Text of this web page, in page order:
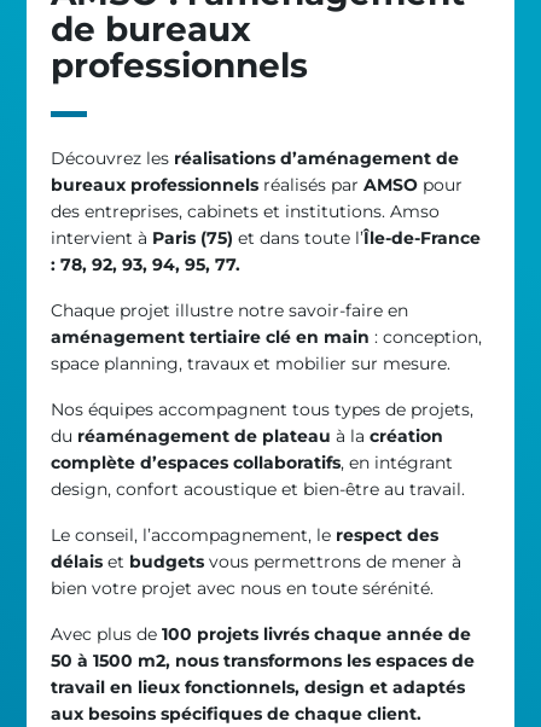
de bureaux
professionnels
Découvrez les réalisations d’aménagement de
bureaux professionnels réalisés parAMSO pour
des entreprises, cabinets et institutions. Amso
intervient à Paris (75) et dans toute l’Île-de-France
: 78, 92, 93, 94, 95, 77.
Chaque projet illustre notre savoir-faire en
aménagement tertiaire clé en main : conception,
space planning, travaux et mobilier sur mesure.
Nos équipes accompagnent tous types de projets,
du réaménagement de plateau à lacréation
complète d’espaces collaboratifs, en intégrant
design, confort acoustique et bien-être au travail.
Le conseil, l’accompagnement, le respect des
délais et budgets vous permettrons de mener à
bien votre projet avec nous en toute sérénité.
Avec plus de100 projets livrés chaque année de
50 à 1500 m2, nous transformons les espaces de
travail en lieux fonctionnels, design et adaptés
aux besoins spécifiques de chaque client.